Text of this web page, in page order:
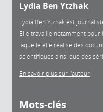
Lydia Ben Ytzhak
Lydia Ben Ytzhak est
Elle travaille notamment pour
laquelle elle réalise des
scientifiques ainsi que des
En savoir plus sur l'auteur
Mots-clés